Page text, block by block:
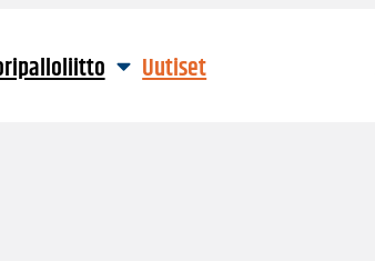
Uutiset